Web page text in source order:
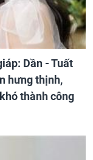
Dần - Tuất
hưng thịnh,
thành công